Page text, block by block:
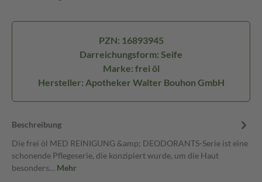
PZN: 16893945
Darreichungsform: Seife
Marke: frei öl
Hersteller: Apotheker Walter Bouhon GmbH
Beschreibung
Die frei öl MED REINIGUNG &amp; DEODORANTS-Serie ist eine
schonende Pflegeserie, die konzipiert wurde, um die Haut
besonders… Mehr